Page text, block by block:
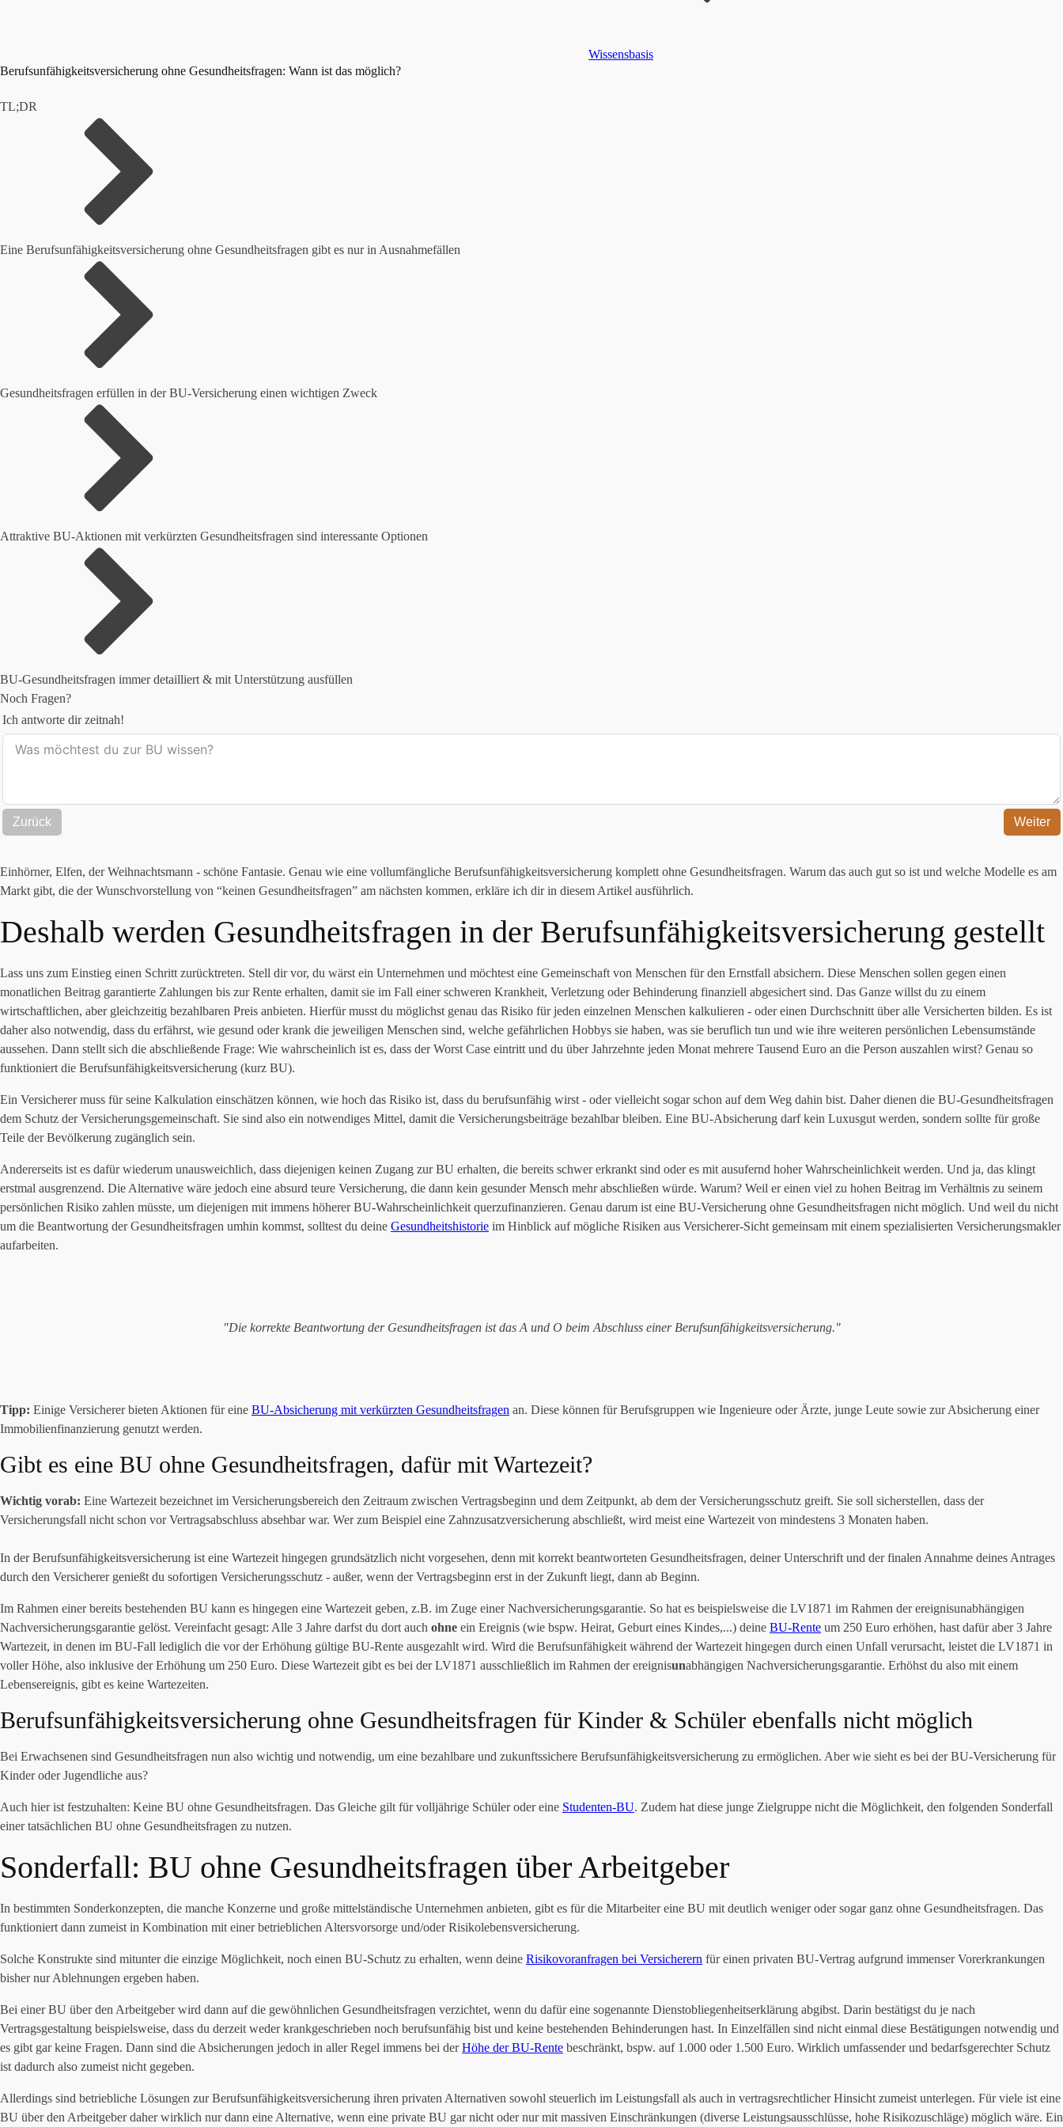
Wissensbasis
Berufsunfähigkeitsversicherung ohne Gesundheitsfragen: Wann ist das möglich?
TL;DR
Eine Berufsunfähigkeitsversicherung ohne Gesundheitsfragen gibt es nur in Ausnahmefällen
Gesundheitsfragen erfüllen in der BU-Versicherung einen wichtigen Zweck
Attraktive BU-Aktionen mit verkürzten Gesundheitsfragen sind interessante Optionen
BU-Gesundheitsfragen immer detailliert & mit Unterstützung ausfüllen
Noch Fragen?
Ich antworte dir zeitnah!
Zurück Weiter
Einhörner, Elfen, der Weihnachtsmann - schöne Fantasie. Genau wie eine vollumfängliche Berufsunfähigkeitsversicherung komplett ohne Gesundheitsfragen. Warum das auch gut so ist und welche Modelle es am
Markt gibt, die der Wunschvorstellung von “keinen Gesundheitsfragen” am nächsten kommen, erkläre ich dir in diesem Artikel ausführlich.
Deshalb werden Gesundheitsfragen in der Berufsunfähigkeitsversicherung gestellt
Lass uns zum Einstieg einen Schritt zurücktreten. Stell dir vor, du wärst ein Unternehmen und möchtest eine Gemeinschaft von Menschen für den Ernstfall absichern. Diese Menschen sollen gegen einen
monatlichen Beitrag garantierte Zahlungen bis zur Rente erhalten, damit sie im Fall einer schweren Krankheit, Verletzung oder Behinderung finanziell abgesichert sind. Das Ganze willst du zu einem
wirtschaftlichen, aber gleichzeitig bezahlbaren Preis anbieten. Hierfür musst du möglichst genau das Risiko für jeden einzelnen Menschen kalkulieren - oder einen Durchschnitt über alle Versicherten bilden. Es ist
daher also notwendig, dass du erfährst, wie gesund oder krank die jeweiligen Menschen sind, welche gefährlichen Hobbys sie haben, was sie beruflich tun und wie ihre weiteren persönlichen Lebensumstände
aussehen. Dann stellt sich die abschließende Frage: Wie wahrscheinlich ist es, dass der Worst Case eintritt und du über Jahrzehnte jeden Monat mehrere Tausend Euro an die Person auszahlen wirst? Genau so
funktioniert die Berufsunfähigkeitsversicherung (kurz BU).
Ein Versicherer muss für seine Kalkulation einschätzen können, wie hoch das Risiko ist, dass du berufsunfähig wirst - oder vielleicht sogar schon auf dem Weg dahin bist. Daher dienen die BU-Gesundheitsfragen
dem Schutz der Versicherungsgemeinschaft. Sie sind also ein notwendiges Mittel, damit die Versicherungsbeiträge bezahlbar bleiben. Eine BU-Absicherung darf kein Luxusgut werden, sondern sollte für große
Teile der Bevölkerung zugänglich sein.
Andererseits ist es dafür wiederum unausweichlich, dass diejenigen keinen Zugang zur BU erhalten, die bereits schwer erkrankt sind oder es mit ausufernd hoher Wahrscheinlichkeit werden. Und ja, das klingt
erstmal ausgrenzend. Die Alternative wäre jedoch eine absurd teure Versicherung, die dann kein gesunder Mensch mehr abschließen würde. Warum? Weil er einen viel zu hohen Beitrag im Verhältnis zu seinem
persönlichen Risiko zahlen müsste, um diejenigen mit immens höherer BU-Wahrscheinlichkeit querzufinanzieren. Genau darum ist eine BU-Versicherung ohne Gesundheitsfragen nicht möglich. Und weil du nicht
um die Beantwortung der Gesundheitsfragen umhin kommst, solltest du deine Gesundheitshistorie im Hinblick auf mögliche Risiken aus Versicherer-Sicht gemeinsam mit einem spezialisierten Versicherungsmakler
aufarbeiten.
"Die korrekte Beantwortung der Gesundheitsfragen ist das A und O beim Abschluss einer Berufsunfähigkeitsversicherung."
Tipp: Einige Versicherer bieten Aktionen für eine BU-Absicherung mit verkürzten Gesundheitsfragen an. Diese können für Berufsgruppen wie Ingenieure oder Ärzte, junge Leute sowie zur Absicherung einer
Immobilienfinanzierung genutzt werden.
Gibt es eine BU ohne Gesundheitsfragen, dafür mit Wartezeit?
Wichtig vorab: Eine Wartezeit bezeichnet im Versicherungsbereich den Zeitraum zwischen Vertragsbeginn und dem Zeitpunkt, ab dem der Versicherungsschutz greift. Sie soll sicherstellen, dass der
Versicherungsfall nicht schon vor Vertragsabschluss absehbar war. Wer zum Beispiel eine Zahnzusatzversicherung abschließt, wird meist eine Wartezeit von mindestens 3 Monaten haben.
In der Berufsunfähigkeitsversicherung ist eine Wartezeit hingegen grundsätzlich nicht vorgesehen, denn mit korrekt beantworteten Gesundheitsfragen, deiner Unterschrift und der finalen Annahme deines Antrages
durch den Versicherer genießt du sofortigen Versicherungsschutz - außer, wenn der Vertragsbeginn erst in der Zukunft liegt, dann ab Beginn.
Im Rahmen einer bereits bestehenden BU kann es hingegen eine Wartezeit geben, z.B. im Zuge einer Nach­versicherungsgarantie. So hat es beispielsweise die LV1871 im Rahmen der ereignisunabhängigen
Nachversicherungsgarantie gelöst. Vereinfacht gesagt: Alle 3 Jahre darfst du dort auch ohne ein Ereignis (wie bspw. Heirat, Geburt eines Kindes,...) deine BU-Rente um 250 Euro erhöhen, hast dafür aber 3 Jahre
Wartezeit, in denen im BU-Fall lediglich die vor der Erhöhung gültige BU-Rente ausgezahlt wird. Wird die Berufsunfähigkeit während der Wartezeit hingegen durch einen Unfall verursacht, leistet die LV1871 in
voller Höhe, also inklusive der Erhöhung um 250 Euro. Diese Wartezeit gibt es bei der LV1871 ausschließlich im Rahmen der ereignisunabhängigen Nachversicherungsgarantie. Erhöhst du also mit einem
Lebensereignis, gibt es keine Wartezeiten.
Berufsunfähigkeitsversicherung ohne Gesundheitsfragen für Kinder & Schüler ebenfalls nicht möglich
Bei Erwachsenen sind Gesundheitsfragen nun also wichtig und notwendig, um eine bezahlbare und zukunftssichere Berufsunfähigkeitsversicherung zu ermöglichen. Aber wie sieht es bei der BU-Versicherung für
Kinder oder Jugendliche aus?
Auch hier ist festzuhalten: Keine BU ohne Gesundheitsfragen. Das Gleiche gilt für volljährige Schüler oder eine Studenten-BU. Zudem hat diese junge Zielgruppe nicht die Möglichkeit, den folgenden Sonderfall
einer tatsächlichen BU ohne Gesundheitsfragen zu nutzen.
Sonderfall: BU ohne Gesundheitsfragen über Arbeitgeber
In bestimmten Sonderkonzepten, die manche Konzerne und große mittelständische Unternehmen anbieten, gibt es für die Mitarbeiter eine BU mit deutlich weniger oder sogar ganz ohne Gesundheitsfragen. Das
funktioniert dann zumeist in Kombination mit einer betrieblichen Altersvorsorge und/oder Risikolebensversicherung.
Solche Konstrukte sind mitunter die einzige Möglichkeit, noch einen BU-Schutz zu erhalten, wenn deine Risikovoranfragen bei Versicherern für einen privaten BU-Vertrag aufgrund immenser Vorerkrankungen
bisher nur Ablehnungen ergeben haben.
Bei einer BU über den Arbeitgeber wird dann auf die gewöhnlichen Gesundheitsfragen verzichtet, wenn du dafür eine sogenannte Dienstobliegenheitserklärung abgibst. Darin bestätigst du je nach
Vertragsgestaltung beispielsweise, dass du derzeit weder krankgeschrieben noch berufsunfähig bist und keine bestehenden Behinderungen hast. In Einzelfällen sind nicht einmal diese Bestätigungen notwendig und
es gibt gar keine Fragen. Dann sind die Absicherungen jedoch in aller Regel immens bei derHöhe der BU-Rente beschränkt, bspw. auf 1.000 oder 1.500 Euro. Wirklich umfassender und bedarfsgerechter Schutz
ist dadurch also zumeist nicht gegeben.
Allerdings sind betriebliche Lösungen zur Berufsunfähigkeitsversicherung ihren privaten Alternativen sowohl steuerlich im Leistungsfall als auch in vertragsrechtlicher Hinsicht zumeist unterlegen. Für viele ist eine
BU über den Arbeitgeber daher wirklich nur dann eine Alternative, wenn eine private BU gar nicht oder nur mit massiven Einschränkungen (diverse Leistungsausschlüsse, hohe Risikozuschläge) möglich wäre. Ein